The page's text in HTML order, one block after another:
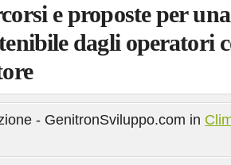
e proposte per
dagli operatori
- GenitronSviluppo.com in